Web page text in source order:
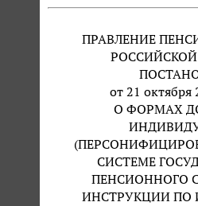
ПРАВЛЕНИЕ
от 21 октября
О ФОРМАХ
СИСТЕМЕ
ПЕНСИОННОГО
ИНСТРУКЦИИ ПО